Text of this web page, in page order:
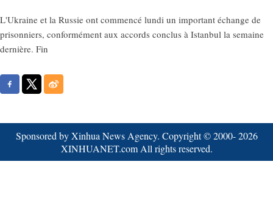
L'Ukraine et la Russie ont commencé lundi un important échange de
prisonniers, conformément aux accords conclus à Istanbul la semaine
dernière. Fin
Sponsored by Xinhua News Agency. Copyright © 2000-2026
XINHUANET.com All rights reserved.